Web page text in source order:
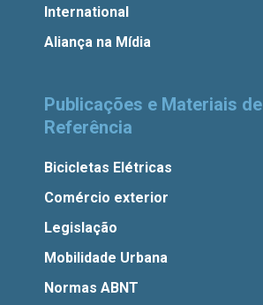
International
Aliança na Mídia
Publicações e Materiais de
Referência
Bicicletas Elétricas
Comércio exterior
Legislação
Mobilidade Urbana
Normas ABNT